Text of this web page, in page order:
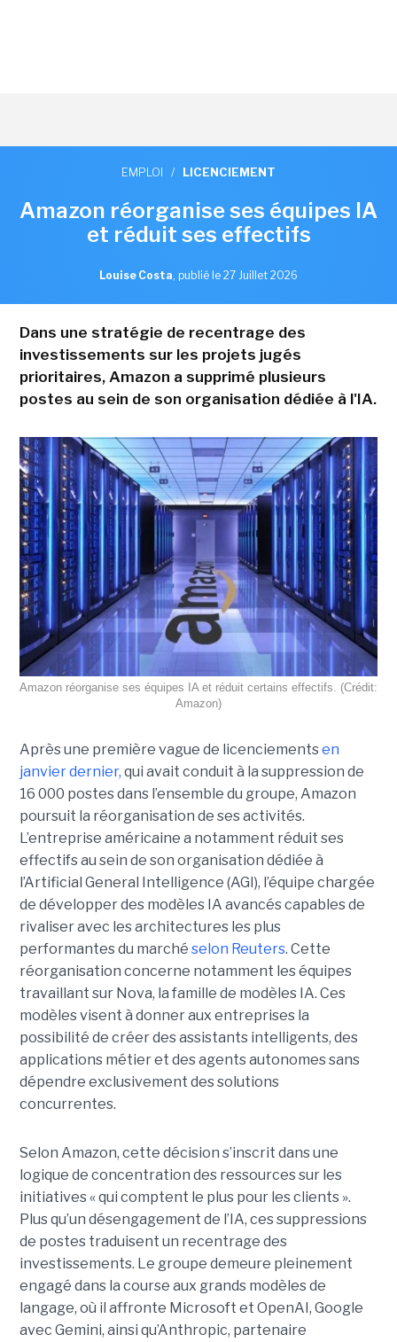
EMPLOI / LICENCIEMENT
Amazon réorganise ses équipes IA
et réduit ses effectifs
Louise Costa, publié le 27 Juillet 2026
Dans une stratégie de recentrage des
investissements sur les projets jugés
prioritaires, Amazon a supprimé plusieurs
postes au sein de son organisation dédiée à l'IA.
Amazon réorganise ses équipes IA et réduit certains effectifs. (Crédit:
Amazon)
Après une première vague de licenciementsen
janvier dernier, qui avait conduit à la suppression de
16 000 postes dans l’ensemble du groupe, Amazon
poursuit la réorganisation de ses activités.
L’entreprise américaine a notamment réduit ses
effectifs au sein de son organisation dédiée à
l’Artificial General Intelligence (AGI), l’équipe chargée
de développer des modèles IA avancés capables de
rivaliser avec les architectures les plus
performantes du marché selon Reuters. Cette
réorganisation concerne notamment les équipes
travaillant sur Nova, la famille de modèles IA. Ces
modèles visent à donner aux entreprises la
possibilité de créer des assistants intelligents, des
applications métier et des agents autonomes sans
dépendre exclusivement des solutions
concurrentes.
Selon Amazon, cette décision s’inscrit dans une
logique de concentration des ressources sur les
initiatives « qui comptent le plus pour les clients ».
Plus qu’un désengagement de l’IA, ces suppressions
de postes traduisent un recentrage des
investissements. Le groupe demeure pleinement
engagé dans la course aux grands modèles de
langage, où il affronte Microsoft et OpenAI, Google
avec Gemini, ainsi qu’Anthropic, partenaire